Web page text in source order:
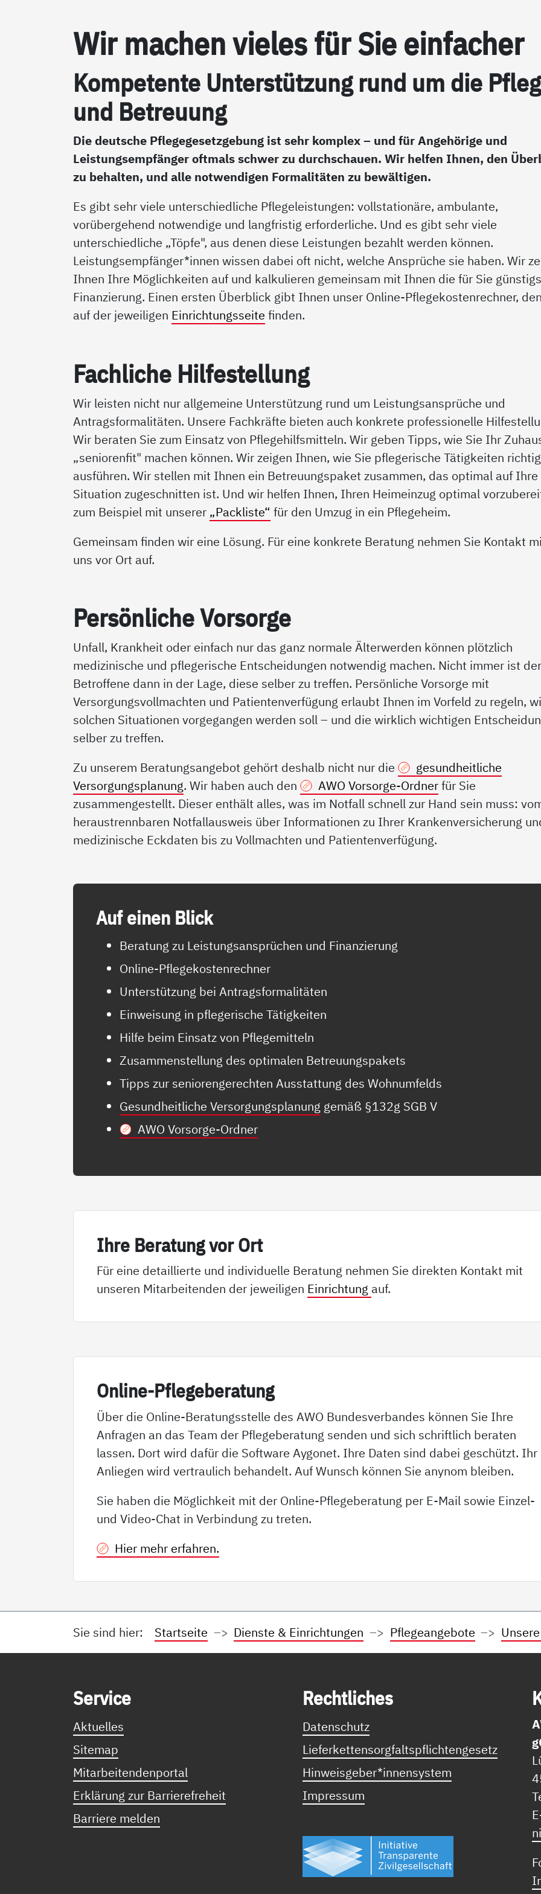
Wir ma­chen vie­les für Sie ein­fa­cher
Kom­pe­ten­te Un­ter­stüt­zung rund um die
und Be­t­reu­ung
Die deutsche Pflegegesetzgebung ist sehr komplex – und für Angehörige und
Leistungsempfänger oftmals schwer zu durchschauen. Wir helfen Ihnen, den
zu behalten, und alle notwendigen Formalitäten zu bewältigen.
Es gibt sehr viele unterschiedliche Pflegeleistungen: vollstationäre, ambulante,
vorübergehend notwendige und langfristig erforderliche. Und es gibt sehr viele
unterschiedliche „Töpfe", aus denen diese Leistungen bezahlt werden können.
Leistungsempfänger*innen wissen dabei oft nicht, welche Ansprüche sie haben. Wir
Ihnen Ihre Möglichkeiten auf und kalkulieren gemeinsam mit Ihnen die für Sie
Finanzierung. Einen ersten Überblick gibt Ihnen unser Online-Pflegekostenrechner,
auf der jeweiligen Einrichtungsseite finden.
Fach­li­che Hil­fe­stel­lung
Wir leisten nicht nur allgemeine Unterstützung rund um Leistungsansprüche und
Antragsformalitäten. Unsere Fachkräfte bieten auch konkrete professionelle
Wir beraten Sie zum Einsatz von Pflegehilfsmitteln. Wir geben Tipps, wie Sie Ihr
„seniorenfit" machen können. Wir zeigen Ihnen, wie Sie pflegerische Tätigkeiten richtig
ausführen. Wir stellen mit Ihnen ein Betreuungspaket zusammen, das optimal auf Ihre
Situation zugeschnitten ist. Und wir helfen Ihnen, Ihren Heimeinzug optimal
zum Beispiel mit unserer „Packliste“ für den Umzug in ein Pflegeheim.
Gemeinsam finden wir eine Lösung. Für eine konkrete Beratung nehmen Sie Kontakt
uns vor Ort auf.
Per­sön­li­che Vor­sor­ge
Unfall, Krankheit oder einfach nur das ganz normale Älterwerden können plötzlich
medizinische und pflegerische Entscheidungen notwendig machen. Nicht immer ist
Betroffene dann in der Lage, diese selber zu treffen. Persönliche Vorsorge mit
Versorgungsvollmachten und Patientenverfügung erlaubt Ihnen im Vorfeld zu regeln,
solchen Situationen vorgegangen werden soll – und die wirklich wichtigen
selber zu treffen.
Zu unserem Beratungsangebot gehört deshalb nicht nur die
gesundheitliche
Versorgungsplanung. Wir haben auch den AWO Vorsorge-Ordnerfür Sie
zusammengestellt. Dieser enthält alles, was im Notfall schnell zur Hand sein muss:
heraustrennbaren Notfallausweis über Informationen zu Ihrer Krankenversicherung
medizinische Eckdaten bis zu Vollmachten und Patientenverfügung.
Auf ei­nen Blick
Beratung zu Leistungsansprüchen und Finanzierung
Online-Pflegekostenrechner
Unterstützung bei Antragsformalitäten
Einweisung in pflegerische Tätigkeiten
Hilfe beim Einsatz von Pflegemitteln
Zusammenstellung des optimalen Betreuungspakets
Tipps zur seniorengerechten Ausstattung des Wohnumfelds
Gesundheitliche Versorgungsplanung gemäß §132g SGB V
AWO Vorsorge-Ordner
Ih­re Be­ra­tung vor Ort
Für eine detaillierte und individuelle Beratung nehmen Sie direkten Kontakt mit
unseren Mitarbeitenden der jeweiligen Einrichtung auf.
On­li­ne-Pf­le­ge­be­ra­tung
Über die Online-Beratungsstelle des AWO Bundesverbandes können Sie Ihre
Anfragen an das Team der Pflegeberatung senden und sich schriftlich beraten
lassen. Dort wird dafür die Software Aygonet. Ihre Daten sind dabei geschützt. Ihr
Anliegen wird vertraulich behandelt. Auf Wunsch können Sie anynom bleiben.
Sie haben die Möglichkeit mit der Online-Pflegeberatung per E-Mail sowie Einzel-
und Video-Chat in Verbindung zu treten.
Hier mehr erfahren.
Sie sind hier: Startseite Dienste & Einrichtungen Pflegeangebote
Ser­vice
Aktuelles
Sitemap
Mitarbeitendenportal
Erklärung zur Barrierefreheit
Barriere melden
Recht­li­ches
Datenschutz
Lieferkettensorgfaltspflichtengesetz
Hinweisgeber*innensystem
Impressum